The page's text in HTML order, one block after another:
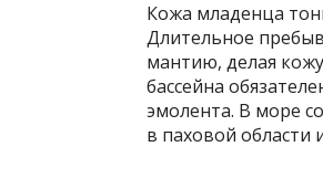
Кожа младенца
Длительное
мантию, делая
бассейна
эмолента. В море
в паховой области